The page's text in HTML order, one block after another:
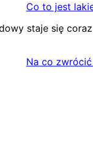
Co to jest
staje się
Na co